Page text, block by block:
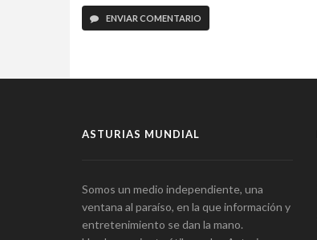
ENVIAR COMENTARIO
ASTURIAS MUNDIAL
Somos un medio independiente, una
ventana al paraíso, en la que información y
entretenimiento se dan la mano.